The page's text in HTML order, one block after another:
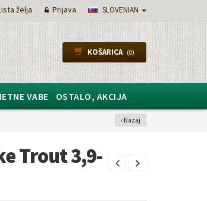
SLOVENIAN
želja Prijava
KOŠARICA (0)
VABE OSTALO, AKCIJA
‹ Nazaj
Trout 3,9-